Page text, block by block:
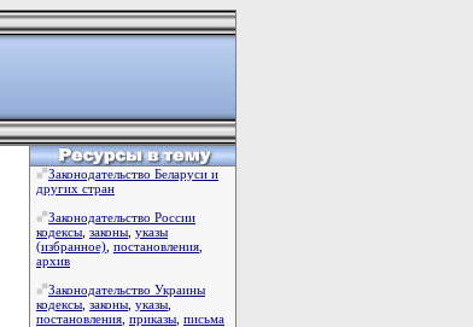
Законодательство Беларуси и
других стран
Законодательство России
кодексы законы указы
(избранное) постановления
архив
Законодательство Украины
кодексы законы указы
постановления приказы письма